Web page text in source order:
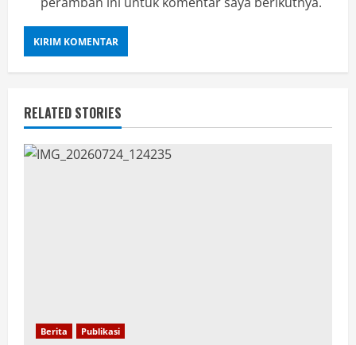
RELATED STORIES
Berita Publikasi